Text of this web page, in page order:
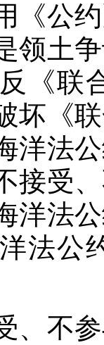
《公
领土
《联
坏《
洋法
接受
洋法
法公
不参